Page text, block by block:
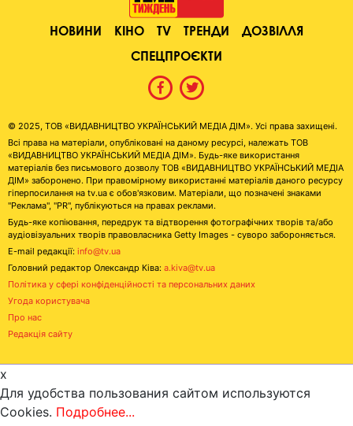
НОВИНИ КІНО TV ТРЕНДИ
ДОЗВІЛЛЯ
СПЕЦПРОЄКТИ
© 2025, ТОВ «ВИДАВНИЦТВО УКРАЇНСЬКИЙ МЕДІА ДІМ». Усі права захищені.
Всі права на матеріали, опубліковані на даному ресурсі, належать ТОВ
«ВИДАВНИЦТВО УКРАЇНСЬКИЙ МЕДІА ДІМ». Будь-яке використання
матеріалів без письмового дозволу ТОВ «ВИДАВНИЦТВО УКРАЇНСЬКИЙ МЕДІА
ДІМ» заборонено. При правомірному використанні матеріалів даного ресурсу
гіперпосилання на tv.ua є обов'язковим. Матеріали, що позначені знаками
"Реклама", "PR", публікуються на правах реклами.
Будь-яке копіювання, передрук та відтворення фотографічних творів та/або
аудіовізуальних творів правовласника Getty Images - суворо забороняється.
E-mail редакції: info@tv.ua
Головний редактор Олександр Ківа: a.kiva@tv.ua
Політика у сфері конфіденційності та персональних даних
Угода користувача
Про нас
Редакція сайту
x
Для удобства пользования сайтом используются
Cookies. Подробнее...